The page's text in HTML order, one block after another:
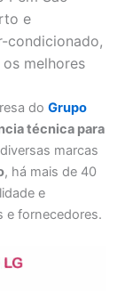
e
condicionado,
melhores
doGrupo
técnica para
marcas
, há mais de 40
e
e fornecedores.